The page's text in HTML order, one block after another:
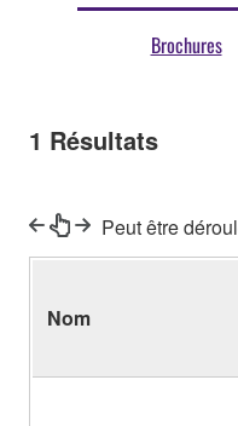
Brochures
1 Résultats
Peut être
Nom